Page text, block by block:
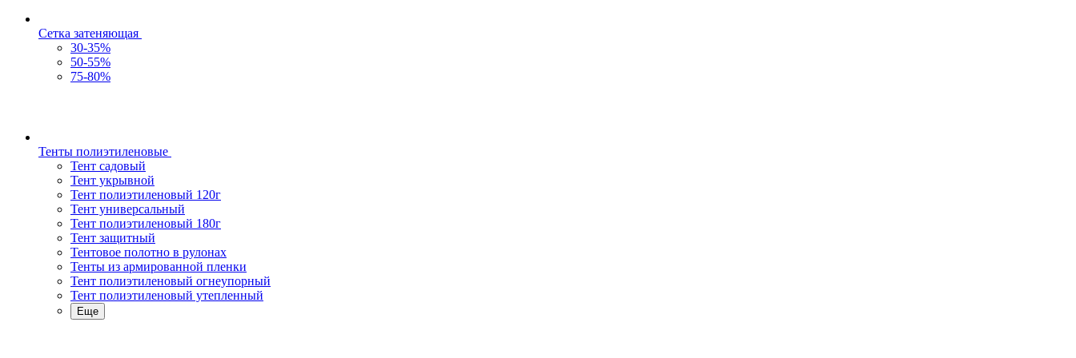
Сетка затеняющая
30-35%
50-55%
75-80%
Тенты полиэтиленовые
Тент садовый
Тент укрывной
Тент полиэтиленовый 120г
Тент универсальный
Тент полиэтиленовый 180г
Тент защитный
Тентовое полотно в рулонах
Тенты из армированной пленки
Тент полиэтиленовый огнеупорный
Тент полиэтиленовый утепленный
Еще